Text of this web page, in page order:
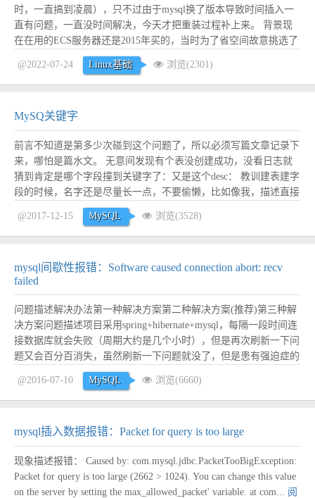
时，一直搞到凌晨），只不过由于mysql换了版本导致时间插入一
直有问题，一直没时间解决，今天才把重装过程补上来。 背景现
在在用的ECS服务器还是2015年买的，当时为了省空间故意挑选了
比较老的centos6.5系统，空间是省下来了，后面暴露的问题越来越
多了。时间来到了2022年，连centos官方都已经放弃维护了，我用
的却还是上古...阅读全文
@2022-07-24 Linux基础 浏览(2301)
MySQ关键字
前言不知道是第多少次碰到这个问题了，所以必须写篇文章记录下
来，哪怕是篇水文。 无意间发现有个表没创建成功，没看日志就
猜到肯定是哪个字段撞到关键字了：又是这个desc： 教训建表建字
段的时候，名字还是尽量长一点，不要偷懒，比如像我，描述直接
用desc。 正文如下是MySQL全部关键字：
https://www.cnblogs.com/lawdong/archive/2010/08/08/23...
@2017-12-15 MySQL 浏览(3528)
mysql间歇性报错：Software caused connection abort: recv
failed
问题描述解决办法第一种解决方案第二种解决方案(推荐)第三种解
决方案问题描述项目采用spring+hibernate+mysql，每隔一段时间连
接数据库就会失败（周期大约是几个小时），但是再次刷新一下问
题又会百分百消失，虽然刷新一下问题就没了，但是患有强迫症的
我不甘心，一定要找出原因来。 完整错误信息如下： [LXA]
[ERROR] 2016年07月10日 12:46:28 操作异常：org.s...
@2016-07-10 MySQL 浏览(6660)
mysql插入数据报错：Packet for query is too large
现象描述报错： Caused by: com.mysql.jdbc.PacketTooBigException:
Packet for query is too large (2662 > 1024). You can change this value
on the server by setting the max_allowed_packet' variable. at com... 阅